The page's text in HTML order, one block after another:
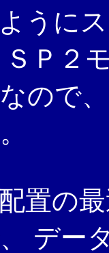
うに
Ｐ２
ので
置の
デー